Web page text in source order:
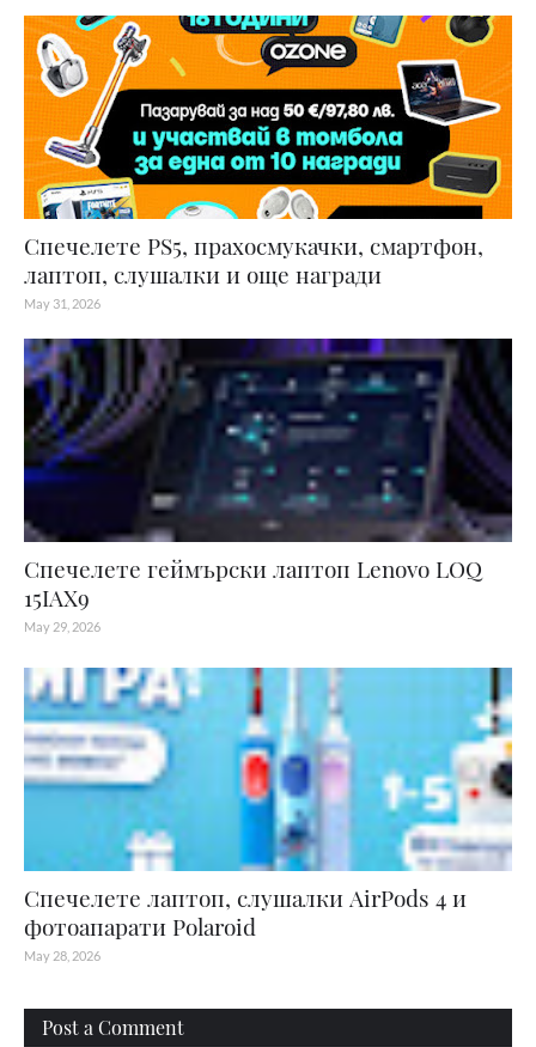
Спечелете PS5, прахосмукачки, смартфон,
лаптоп, слушалки и още награди
May 31, 2026
Спечелете геймърски лаптоп Lenovo LOQ
15IAX9
May 29, 2026
Спечелете лаптоп, слушалки AirPods 4 и
фотоапарати Polaroid
May 28, 2026
Post a Comment